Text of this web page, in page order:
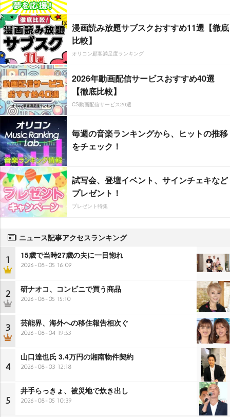
漫画読み放題サブスクおすすめ11選【徹底
比較】
オリコン顧客満足度ランキング
2026年動画配信サービスおすすめ40選
【徹底比較】
CS動画配信サービス20選
毎週の音楽ランキングから、ヒットの推移
をチェック！
試写会、登壇イベント、サインチェキなど
プレゼント！
プレゼント特集
ニュース記事アクセスランキング
1 15歳で当時27歳の夫に一目惚れ
2026-08-05 16:09
2 研ナオコ、コンビニで買う商品
2026-08-05 15:10
3 芸能界、海外への移住報告相次ぐ
2026-08-04 19:53
4
山口達也氏 3.4万円の湘南物件契約
2026-08-03 12:18
5
井手らっきょ、被災地で炊き出し
2026-08-05 10:39